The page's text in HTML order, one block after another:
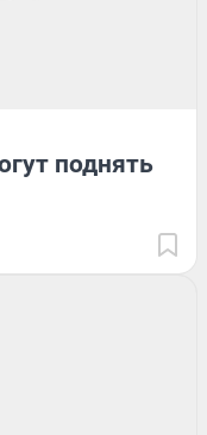
поднять